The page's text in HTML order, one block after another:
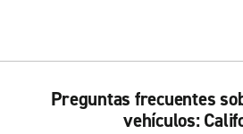
Preguntas frecuentes
vehículos: